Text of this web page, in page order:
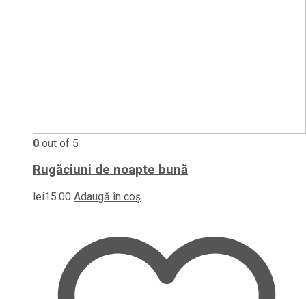
0 out of 5
Rugăciuni de noapte bună
lei15.00 Adaugă în coș